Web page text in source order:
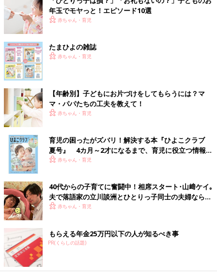
年玉でモヤっと！エピソード10選
赤ちゃん・育児
たまひよの雑誌
赤ちゃん・育児
【年齢別】子どもにお片づけをしてもらうには？マ
マ・パパたちの工夫を教えて！
赤ちゃん・育児
育児の困ったがズバリ！解決する本『ひよこクラブ
夏号』 4カ月～2才になるまで、育児に役立つ情報が
いっぱい！
赤ちゃん・育児
40代からの子育てに奮闘中！相席スタート･山﨑ケイ｡
夫で落語家の立川談洲とひとりっ子同士の夫婦ならで
はの不安とは･･･
赤ちゃん・育児
もらえる年金25万円以下の人が知るべき事
PR(くらしの話題)